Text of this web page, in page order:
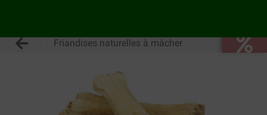
Friandises naturelles à mâcher